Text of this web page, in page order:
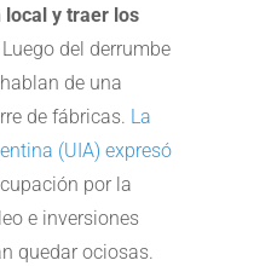
local y traer los
Luego del derrumbe
de una
de fábricas. La
(UIA) expresó
por la
e inversiones
quedar ociosas.